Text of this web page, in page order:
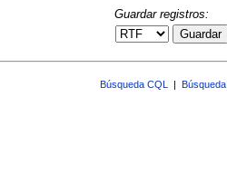
Guardar registros:
Guardar
Búsqueda CQL